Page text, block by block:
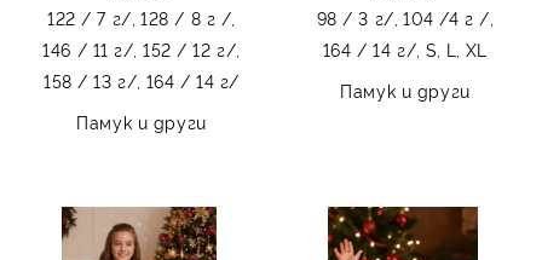
122 / 7 г/, 128 / 8 г /,
146 / 11 г/, 152 / 12 г/,
158 / 13 г/, 164 / 14 г/
Памук и други
98 / 3 г/, 104 /4 г /,
164 / 14 г/, S, L,
XL
Памук и други